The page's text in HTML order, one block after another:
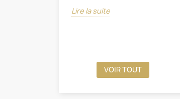
Lire la suite
VOIR TOUT